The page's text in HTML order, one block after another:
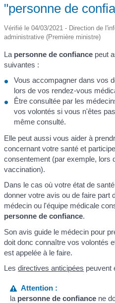
"personne de
Vérifié le 04/03/2021 - Direction de
administrative (Première ministre)
La personne de confiance peut
suivantes :
Vous accompagner dans vos
lors de vos rendez-vous
Être consultée par les
vos volontés si vous n'êtes
même consulté.
Elle peut aussi vous aider à
concernant votre santé et
consentement (par exemple, lors
vaccination).
Dans le cas où votre état de
donner votre avis ou de faire part
médecin ou l'équipe médicale
personne de confiance.
Son avis guide le médecin pour
doit donc connaître vos volontés
est appelée à le faire.
Lesdirectives anticipées peuvent
Attention :
la personne de confiancene